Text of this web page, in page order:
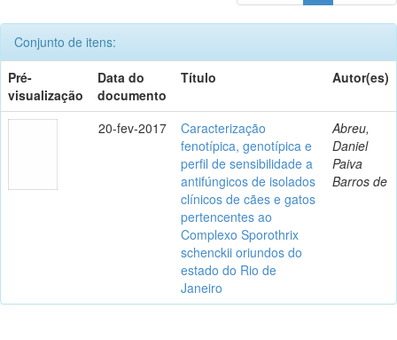
Conjunto de itens:
Pré-
visualização
Data do
documento
Título Autor(es)
20-fev-2017
Caracterização
fenotípica, genotípica e
perfil de sensibilidade a
antifúngicos de isolados
clínicos de cães e gatos
pertencentes ao
Complexo Sporothrix
schenckii oriundos do
estado do Rio de
Janeiro
Abreu,
Daniel
Paiva
Barros de